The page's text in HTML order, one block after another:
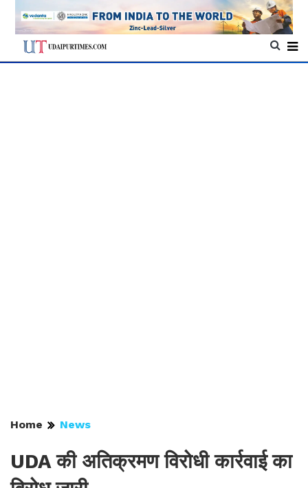
Home News
UDA की अतिक्रमण विरोधी कार्रवाई का